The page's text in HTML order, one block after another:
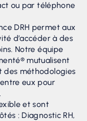
ou par téléphone
DRH permet aux
d’accéder à des
Notre équipe
mutualisent
des méthodologies
eux pour
et sont
: Diagnostic RH,